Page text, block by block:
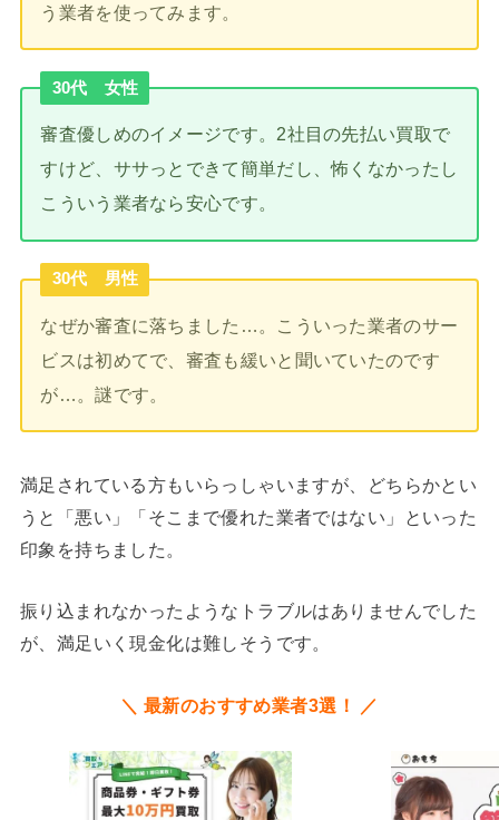
う業者を使ってみます。
30代 女性
審査優しめのイメージです。2社目の先払い買取で
すけど、ササっとできて簡単だし、怖くなかったし
こういう業者なら安心です。
30代 男性
なぜか審査に落ちました…。こういった業者のサー
ビスは初めてで、審査も緩いと聞いていたのです
が…。謎です。
満足されている方もいらっしゃいますが、どちらかとい
うと「悪い」「そこまで優れた業者ではない」といった
印象を持ちました。
振り込まれなかったようなトラブルはありませんでした
が、満足いく現金化は難しそうです。
＼ 最新のおすすめ業者3選！ ／